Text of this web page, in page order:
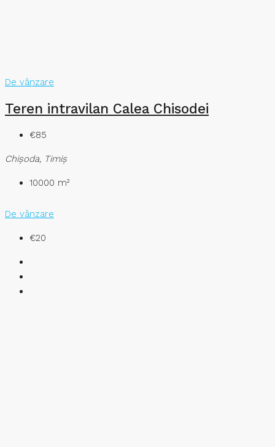
De vânzare
Teren intravilan Calea Chisodei
€85
Chişoda, Timiș
10000 m²
De vânzare
€20